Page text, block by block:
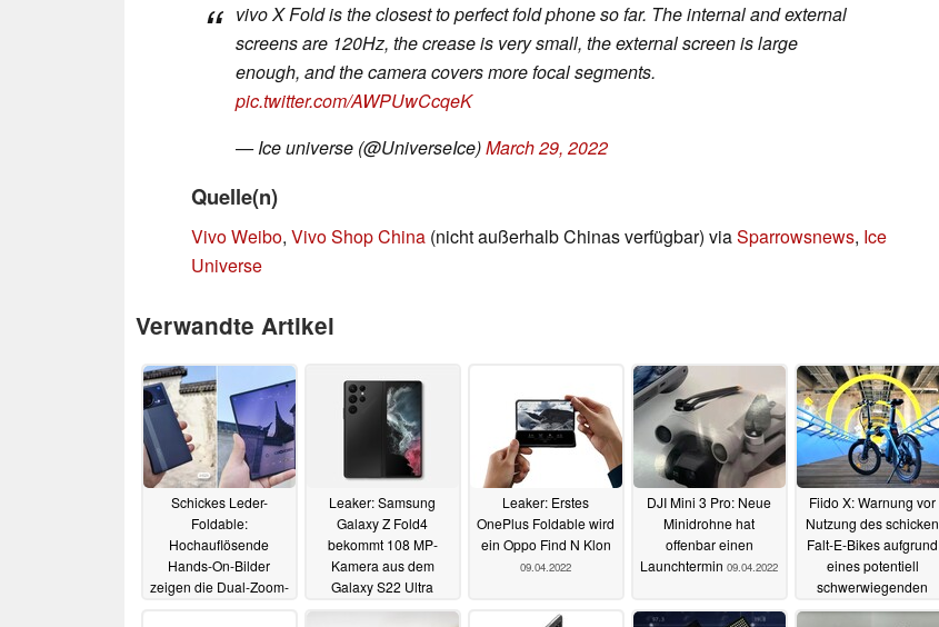
vivo X Fold is the closest to perfect fold phone so far. The internal and external
screens are 120Hz, the crease is very small, the external screen is large
enough, and the camera covers more focal segments.
pic.twitter.com/AWPUwCcqeK
— Ice universe (@UniverseIce)March 29, 2022
Quelle(n)
Vivo Weibo, Vivo Shop China (nicht außerhalb Chinas verfügbar) viaSparrowsnews, Ice
Universe
Verwandte Artikel
Schickes Leder-
Foldable:
Hochauflösende
Hands-On-Bilder
zeigen die Dual-Zoom-
Leaker: Samsung
Galaxy Z Fold4
bekommt 108 MP-
Kamera aus dem
Galaxy S22 Ultra
09.04.2022
Leaker: Erstes
OnePlus Foldable wird
ein Oppo Find N Klon
09.04.2022
DJI Mini 3 Pro: Neue
Minidrohne hat
offenbar einen
Launchtermin 09.04.2022
Fiido X: Warnung vor
Nutzung des schicken
Falt-E-Bikes aufgrund
eines potentiell
schwerwiegenden
Sicherheitsproblems